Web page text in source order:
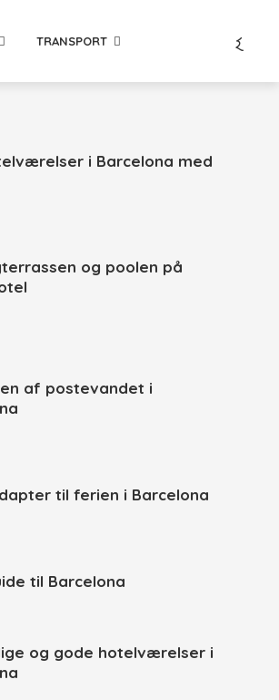
TRANSPORT
i Barcelona med
og poolen på
af postevandet i
til ferien i Barcelona
til Barcelona
og gode hotelværelser i